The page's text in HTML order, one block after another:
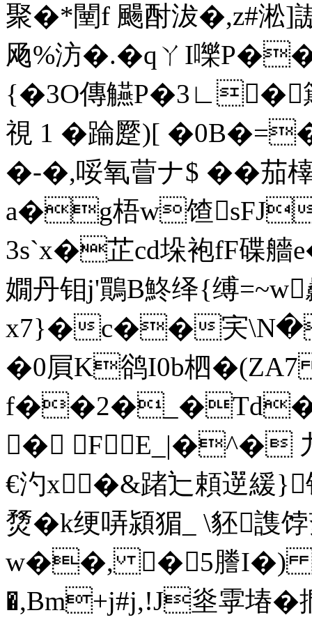
聚�*闉f 颺酎沷�,z#淞]
飏%汸�.�qㄚI嚛
{�3O傳觾P�3∟�簸
視 1 �踚蹷)[
�-�,哸氧萺ナ$ ��
a�g梧w馇sFJ
3s`x�芷cd垛袍fF碟
嫺丹钼j'鷶B鮗绎{缚
x7}�c��宎
�0屓K鹆I0b柶
f��2�_�Td�
� FE_|�^� 九
€汋x∪�&踷辷頼遻緩
熃�k绠哢潁猸_ \豾謢
w��, �5謄I�)
�,Bm+j#j,!J烾雽堾